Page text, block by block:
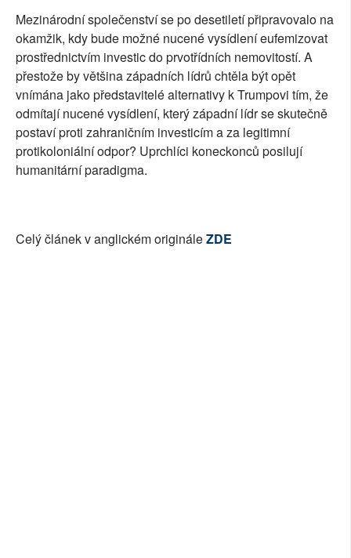
Mezinárodní společenství se po desetiletí připravovalo na
okamžik, kdy bude možné nucené vysídlení eufemizovat
prostřednictvím investic do prvotřídních nemovitostí. A
přestože by většina západních lídrů chtěla být opět
vnímána jako představitelé alternativy k Trumpovi tím, že
odmítají nucené vysídlení, který západní lídr se skutečně
postaví proti zahraničním investicím a za legitimní
protikoloniální odpor? Uprchlíci koneckonců posilují
humanitární paradigma.
Celý článek v anglickém origináleZDE